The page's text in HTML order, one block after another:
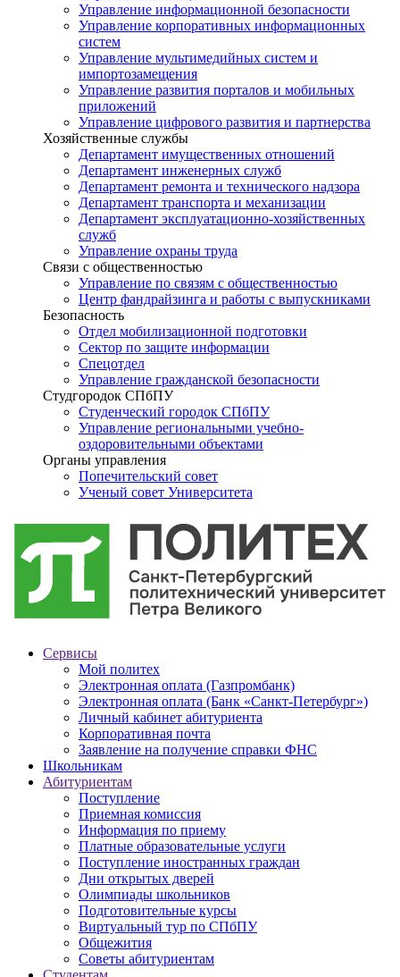
Управление информационной безопасности
Управление корпоративных информационных
систем
Управление мультимедийных систем и
импортозамещения
Управление развития порталов и мобильных
приложений
Управление цифрового развития и партнерства
Хозяйственные службы
Департамент имущественных отношений
Департамент инженерных служб
Департамент ремонта и технического надзора
Департамент транспорта и механизации
Департамент эксплуатационно-хозяйственных
служб
Управление охраны труда
Связи с общественностью
Управление по связям с общественностью
Центр фандрайзинга и работы с выпускниками
Безопасность
Отдел мобилизационной подготовки
Сектор по защите информации
Спецотдел
Управление гражданской безопасности
Студгородок СПбПУ
Студенческий городок СПбПУ
Управление региональными учебно-
оздоровительными объектами
Органы управления
Попечительский совет
Ученый совет Университета
Сервисы
Мой политех
Электронная оплата (Газпромбанк)
Электронная оплата (Банк «Санкт-Петербург»)
Личный кабинет абитуриента
Корпоративная почта
Заявление на получение справки ФНС
Школьникам
Абитуриентам
Поступление
Приемная комиссия
Информация по приему
Платные образовательные услуги
Поступление иностранных граждан
Дни открытых дверей
Олимпиады школьников
Подготовительные курсы
Виртуальный тур по СПбПУ
Общежития
Советы абитуриентам